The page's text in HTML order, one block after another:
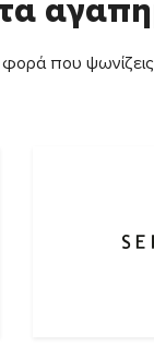
που ψωνίζεις